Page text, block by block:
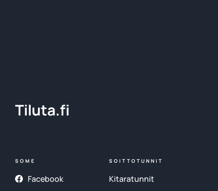
Tiluta.fi
SOME
Facebook
SOITTOTUNNIT
Kitaratunnit